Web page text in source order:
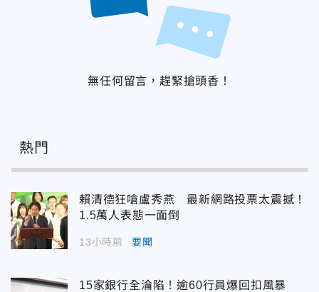
無任何留言，趕緊搶頭香！
熱門
賴清德狂嗆盧秀燕 最新網路投票太震撼！
1.5萬人表態一面倒
13小時前 要聞
15家銀行全淪陷！逾60行員爆回扣風暴